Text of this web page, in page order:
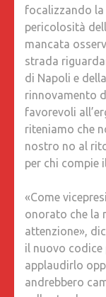
focalizzando
pericolosità
mancata
strada
di Napoli e
rinnovamento
favorevoli
riteniamo che
nostro no al
per chi compie
«Come
onorato che la
attenzione»,
il nuovo codice
applaudirlo
andrebbero